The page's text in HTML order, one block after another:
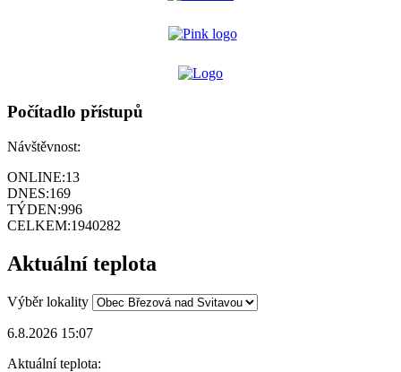
Počítadlo přístupů
Návštěvnost:
ONLINE:13
DNES:169
TÝDEN:996
CELKEM:1940282
Aktuální teplota
Výběr lokality
6.8.2026 15:07
Aktuální teplota: